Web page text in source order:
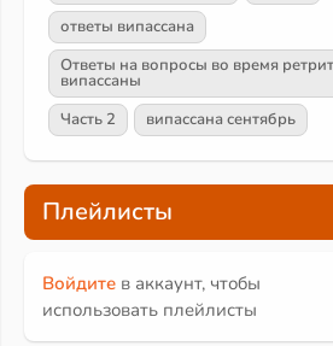
ответы випассана
Ответы на вопросы во время
випассаны
Часть 2
випассана сентябрь
Плейлисты
Войдите в аккаунт, чтобы
использовать плейлисты